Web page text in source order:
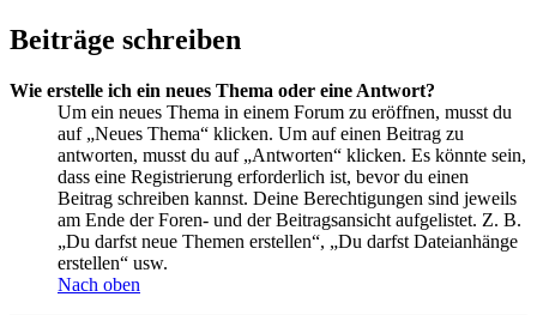
Beiträge schreiben
Wie erstelle ich ein neues Thema oder eine Antwort?
Um ein neues Thema in einem Forum zu eröffnen, musst du
auf „Neues Thema“ klicken. Um auf einen Beitrag zu
antworten, musst du auf „Antworten“ klicken. Es könnte sein,
dass eine Registrierung erforderlich ist, bevor du einen
Beitrag schreiben kannst. Deine Berechtigungen sind jeweils
am Ende der Foren- und der Beitragsansicht aufgelistet. Z. B.
„Du darfst neue Themen erstellen“, „Du darfst Dateianhänge
erstellen“ usw.
Nach oben